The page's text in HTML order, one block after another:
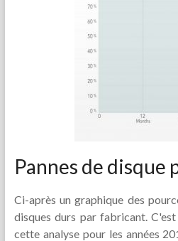
Pannes de disque
Ci-après un graphique des
disques durs par fabricant.
cette analyse pour les années